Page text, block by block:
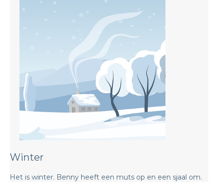
Winter
Het is winter. Benny heeft een muts op en een sjaal om.